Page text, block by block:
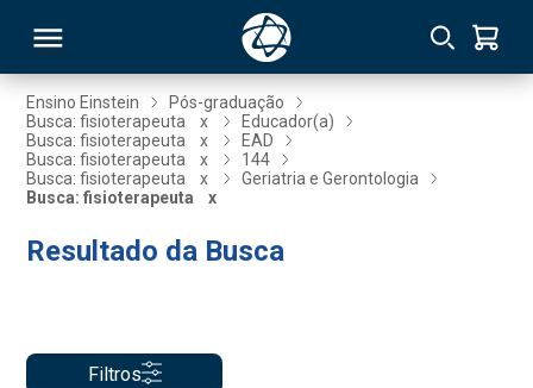
Ensino Einstein
Pós-graduação
Busca: fisioterapeuta
x
Educador(a)
Busca: fisioterapeuta
x
EAD
Busca: fisioterapeuta
x
144
Busca: fisioterapeuta
x
Geriatria e Gerontologia
Busca: fisioterapeuta
x
Resultado da Busca
Filtros